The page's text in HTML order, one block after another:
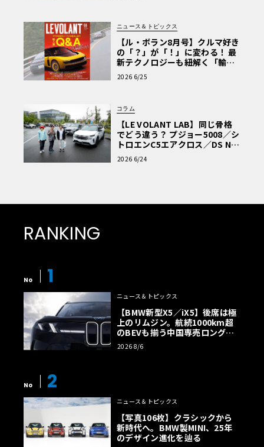
ニュース＆トピックス
【ル・ボラン8月号】クルマ好き
の「？」が「！」に変わる！ 最
新テクノロジーも紐解く「輸入
車Q&A」
2026 6/25
コラム
【LE VOLANT LAB】同じ骨格
でどう違う？ プジョー5008／シ
トロエンC5エアクロス／DS Nº4
読者一気乗りレポート
2026 6/24
RANKING
No 1
ニュース＆トピックス
【BMW新型X5／iX5】後席は極
上のリムジン。航続1000km超
のBEVも揃う中国専売ロング仕
様の全貌
2026 8/6
No 2
ニュース＆トピックス
【写真106枚】クラシックから
新時代へ。BMW製MINI、25年
のデザイン進化を辿る